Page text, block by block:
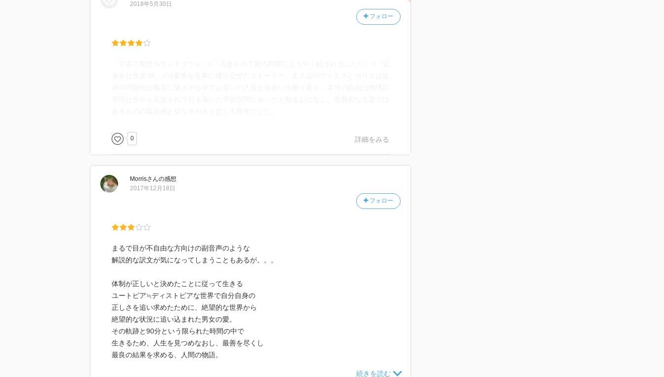
フォロー
2018年5月30日
0 詳細をみる
Morrisさんの感想
フォロー
2017年12月18日
まるで目が不自由な方向けの副音声のような
解説的な訳文が気になってしまうこともあるが。。。
体制が正しいと決めたことに従って生きる
ユートピア≒ディストピアな世界で自分自身の
正しさを追い求めたために、絶望的な世界から
絶望的な状況に追い込まれた男女の愛。
その軌跡と90分という限られた時間の中で
生きるため、人生を見つめなおし、最善を尽くし
最良の結果を求める、人間の物語。